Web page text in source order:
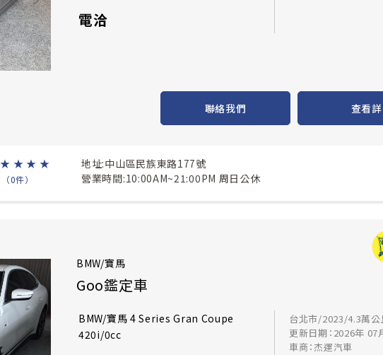
電洽
聯絡我們 查看
★ ★ ★ ★
（0件）
地址:中山區民族東路177號
營業時間:10:00AM~21:00PM 周日公休
BMW/寶馬
Goo鑑定車
BMW/寶馬 4 Series Gran Coupe
420i/0cc
台北市/2023/4.3萬公
更新日期：2026年 07
車商：杰運汽車